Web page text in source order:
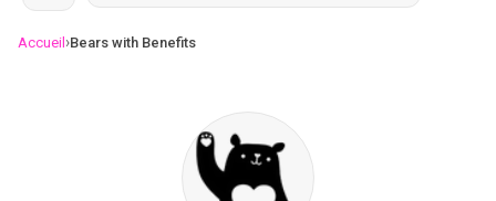
Accueil ›Bears with Benefits